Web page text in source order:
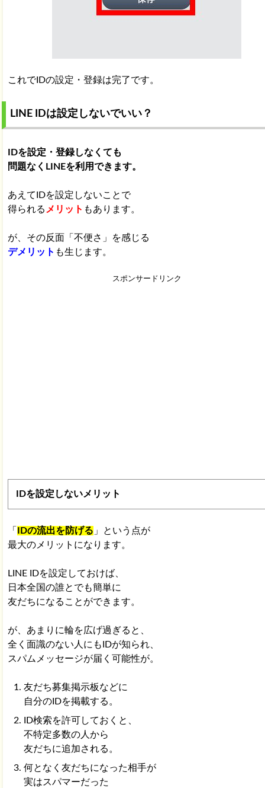
これでIDの設定・登録は完了です。
LINE IDは設定しないでいい？
IDを設定・登録しなくても
問題なくLINEを利用できます。
あえてIDを設定しないことで
得られる メリット もあります。
が、その反面「不便さ」を感じる
デメリット も生じます。
スポンサードリンク
IDを設定しないメリット
「 IDの流出を防げる 」という点が
最大のメリットになります。
LINE IDを設定しておけば、
日本全国の誰とでも簡単に
友だちになることができます。
が、あまりに輪を広げ過ぎると、
全く面識のない人にもIDが知られ、
スパムメッセージが届く可能性が。
友だち募集掲示板などに
自分のIDを掲載する。
ID検索を許可しておくと、
不特定多数の人から
友だちに追加される。
何となく友だちになった相手が
実はスパマーだった